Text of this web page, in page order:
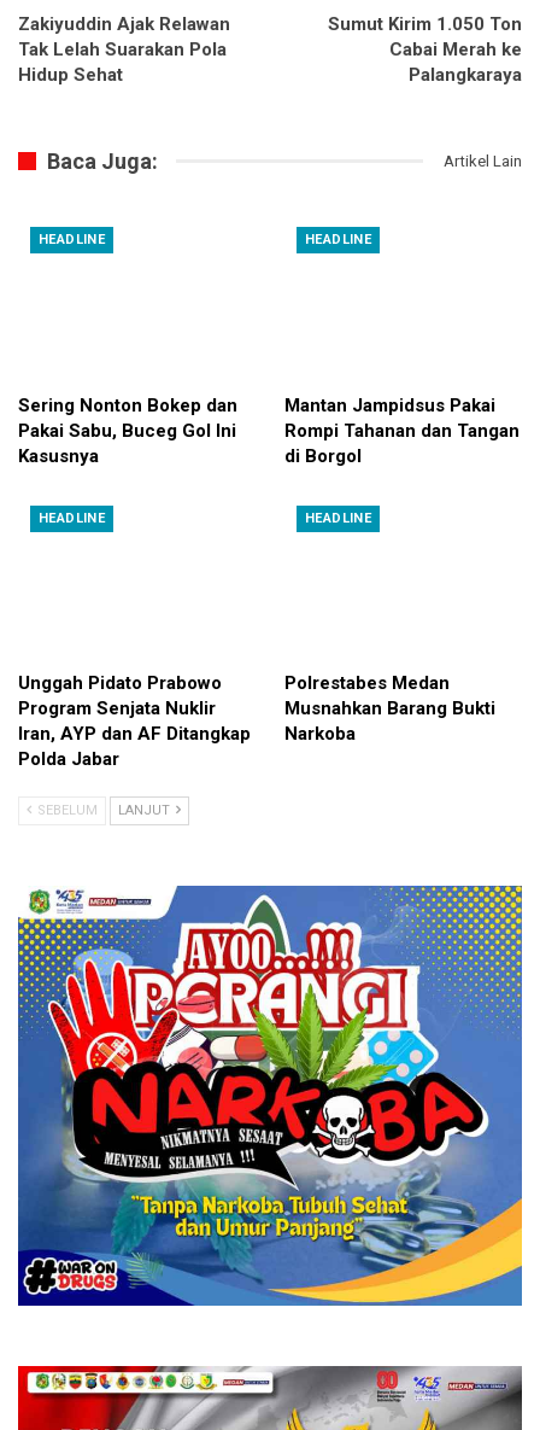
Zakiyuddin Ajak Relawan
Tak Lelah Suarakan Pola
Hidup Sehat
Sumut Kirim 1.050 Ton
Cabai Merah ke
Palangkaraya
Baca Juga: Artikel Lain
HEADLINE
Sering Nonton Bokep dan
Pakai Sabu, Buceg Gol Ini
Kasusnya
HEADLINE
Mantan Jampidsus Pakai
Rompi Tahanan dan Tangan
di Borgol
HEADLINE
Unggah Pidato Prabowo
Program Senjata Nuklir
Iran, AYP dan AF Ditangkap
Polda Jabar
HEADLINE
Polrestabes Medan
Musnahkan Barang Bukti
Narkoba
SEBELUM LANJUT